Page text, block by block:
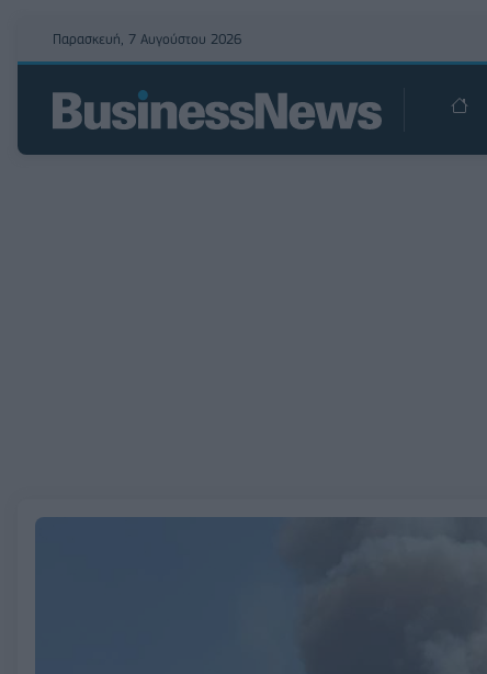
Παρασκευή, 7 Αυγούστου 2026